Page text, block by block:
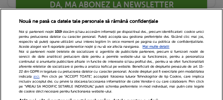
DA, MA ABONEZ LA NEWSLETTER
Echipa Editoriala Newsletter
Contact
Nouă ne pasă ca datele tale personale să rămână confidențiale
Noi și partenerii noștri 1019stocăm și/sau accesăm informații pe dispozitivul dvs., precum identificatorii cookie unici
pentru prelucrarea datelor cu caracter personal. Puteți accepta sau gestiona preferințele dvs. făcând clic mai jos,
respectiv vă puteți opune utilizării unui interes legitim în orice moment pe pagina cu politica de confidențialitate.
Aceste alegeri vor fi raportate partenerilor noștri și nu vă vor afecta navigarea.
Mai multe detalii
Noi si partenerii nostri (retelele de socializare si agentiile de publicitate partenere, precum si furnizorii nostri de
servicii de date analitice) prelucram date pentru a permite website-ului sa functioneze, pentru a personaliza
continutul si anunturile publicitare afisate in functie de interesele si/sau profilul dvs., pentru a va oferi functionalitati
aferente retelelor de socializare si pentru a analiza traficul pe website. Beneficiati de drepturile prevazute de art. 15-
22 din GDPR in legatura cu prelucrarea datelor cu caracter personal. Aceste drepturi pot fi exercitate prin modalitatea
indicataaici. Prin click pe “ACCEPT TOATE”, acceptati folosirea tuturor Tehnologiilor de tip Cookie, care implica
inclusiv acceptul dvs. cu privire la stocarea/accesarea informatiilor de catre Vendor-ii cu care colaboram. Prin click
pe “VREAU SA MODIFIC SETARILE INDIVIDUAL” puteti schimba preferintele in mod individual, mai putin cele legate
de cookie strict necesare pentru functionarea website-ului.